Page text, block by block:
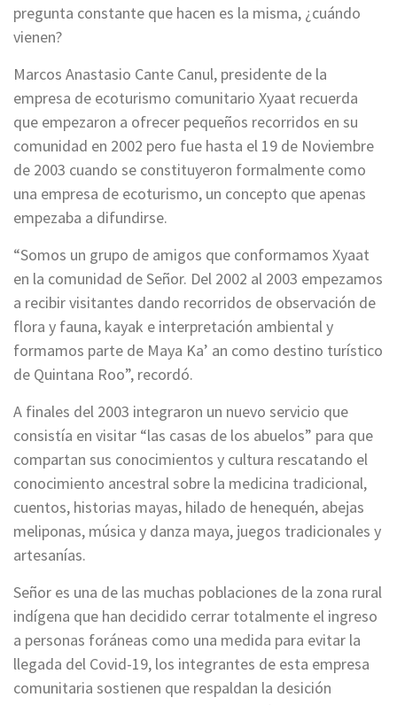
pregunta constante que hacen es la misma, ¿cuándo
vienen?
Marcos Anastasio Cante Canul, presidente de la
empresa de ecoturismo comunitario Xyaat recuerda
que empezaron a ofrecer pequeños recorridos en su
comunidad en 2002 pero fue hasta el 19 de Noviembre
de 2003 cuando se constituyeron formalmente como
una empresa de ecoturismo, un concepto que apenas
empezaba a difundirse.
“Somos un grupo de amigos que conformamos Xyaat
en la comunidad de Señor. Del 2002 al 2003 empezamos
a recibir visitantes dando recorridos de observación de
flora y fauna, kayak e interpretación ambiental y
formamos parte de Maya Ka’ an como destino turístico
de Quintana Roo”, recordó.
A finales del 2003 integraron un nuevo servicio que
consistía en visitar “las casas de los abuelos” para que
compartan sus conocimientos y cultura rescatando el
conocimiento ancestral sobre la medicina tradicional,
cuentos, historias mayas, hilado de henequén, abejas
meliponas, música y danza maya, juegos tradicionales y
artesanías.
Señor es una de las muchas poblaciones de la zona rural
indígena que han decidido cerrar totalmente el ingreso
a personas foráneas como una medida para evitar la
llegada del Covid-19, los integrantes de esta empresa
comunitaria sostienen que respaldan la desición